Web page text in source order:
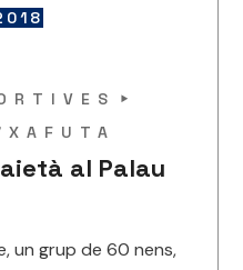
al Palau
un grup de 60 nens,